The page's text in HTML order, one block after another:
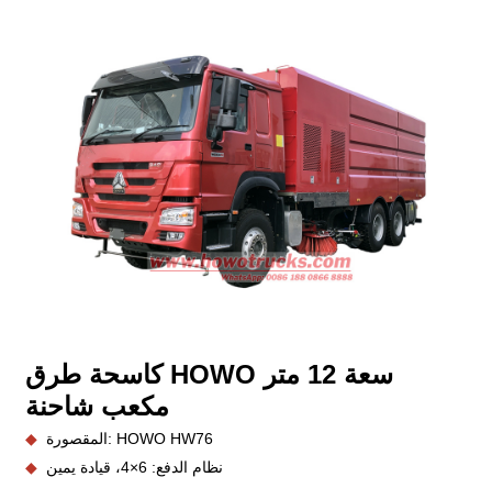
كاسحة طرق HOWO سعة 12 متر
مكعب شاحنة
◆
المقصورة: HOWO HW76
◆
نظام الدفع: 6×4، قيادة يمين